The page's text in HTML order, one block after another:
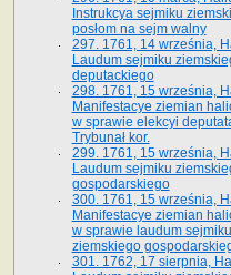
Instrukcya sejmiku
posłom na sejm walny
297. 1761, 14 września,
Laudum sejmiku
deputackiego
298. 1761, 15 września,
Manifestacye ziemian
w sprawie elekcyi
Trybunał kor.
299. 1761, 15 września,
Laudum sejmiku
gospodarskiego
300. 1761, 15 września,
Manifestacye ziemian
w sprawie laudum sejmiku
ziemskiego
301. 1762, 17 sierpnia,